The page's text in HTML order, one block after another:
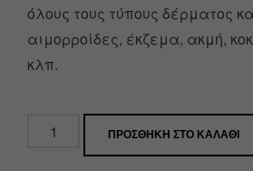
όλους τους τύπους δέρματος
αιμορροίδες, έκζεμα, ακμή,
κλπ.
ΠΡΟΣΘΉΚΗ ΣΤΟ ΚΑΛΆΘΙ